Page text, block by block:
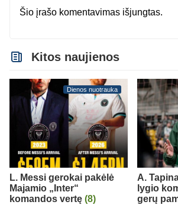
Šio įrašo komentavimas išjungtas.
Kitos naujienos
Dienos nuotrauka
L. Messi gerokai pakėlė
Majamio „Inter“
komandos vertę (8)
A.
lygio
gerų